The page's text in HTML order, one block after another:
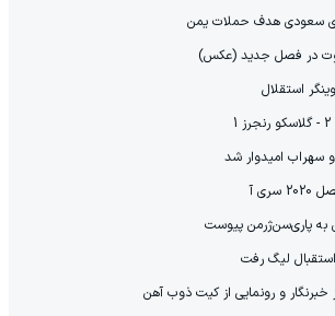
سعودی هدف حملات یمن
در فصل جدید (عکس)
استقلال
سهراب امیدوار شد
آ
به پاری‌سن‌ژرمن پیوست
لیگ رفت
و رونمایی از کیت ذوب آهن